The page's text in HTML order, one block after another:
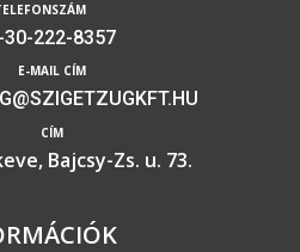
30-222-8357
E-MAIL CÍM
CÍM
Bajcsy-Zs. u. 73.